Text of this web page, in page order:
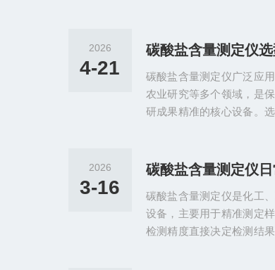
非设备故障导致，而是源
核心因素，就能解决绝大
可靠性。一、样品处理不
2026
4-21
碳酸盐含量测定仪广泛应
农业研究等多个领域，是
研成果精准的核心设备。
数据偏差。本文结合实际
的核心前提，直接决定数
往对精度要求严苛，哪怕
2026
3-16
碳酸盐含量测定仪是化工
设备，主要用于精准测定
检测精度直接决定检测结